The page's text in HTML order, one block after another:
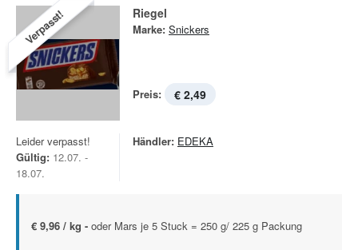
Verpasst! Riegel
Marke: Snickers
Preis: € 2,49
Leider verpasst!
Gültig: 12.07. -
18.07.
Händler: EDEKA
€ 9,96 / kg - oder Mars je 5 Stuck = 250 g/ 225 g Packung